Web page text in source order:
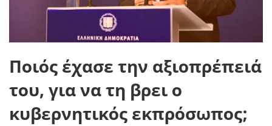
Ποιός έχασε την αξιοπρέπειά
του, για να τη βρει ο
κυβερνητικός εκπρόσωπος;